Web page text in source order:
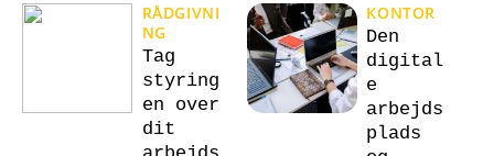
RÅDGIVNI
NG
Tag
styring
en over
dit
KONTOR
Den
digital
e
arbejds
plads